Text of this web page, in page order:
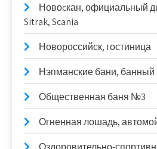
Новоcкан, официальный
Sitrak, Scania
Новороссийск, гостиница
Нэпманские бани, банный
Общественная баня №3
Огненная лошадь,